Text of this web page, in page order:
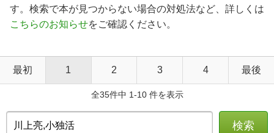
す。検索で本が見つからない場合の対処法など、詳しくは
こちらのお知らせをご確認ください。
最初 1 2 3 4 最後
全35件中 1-10 件を表示
検索